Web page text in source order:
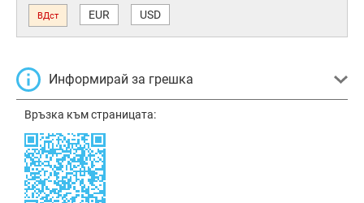
ВДст EUR USD
Информирай за грешка
Връзка към страницата: